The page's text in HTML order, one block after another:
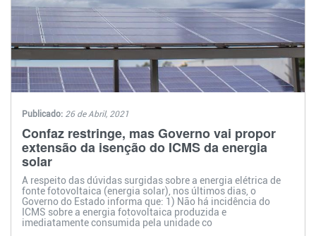
Publicado: 26 de Abril, 2021
Confaz restringe, mas Governo vai propor
extensão da isenção do ICMS da energia
solar
A respeito das dúvidas surgidas sobre a energia elétrica de
fonte fotovoltaica (energia solar), nos últimos dias, o
Governo do Estado informa que: 1) Não há incidência do
ICMS sobre a energia fotovoltaica produzida e
imediatamente consumida pela unidade co